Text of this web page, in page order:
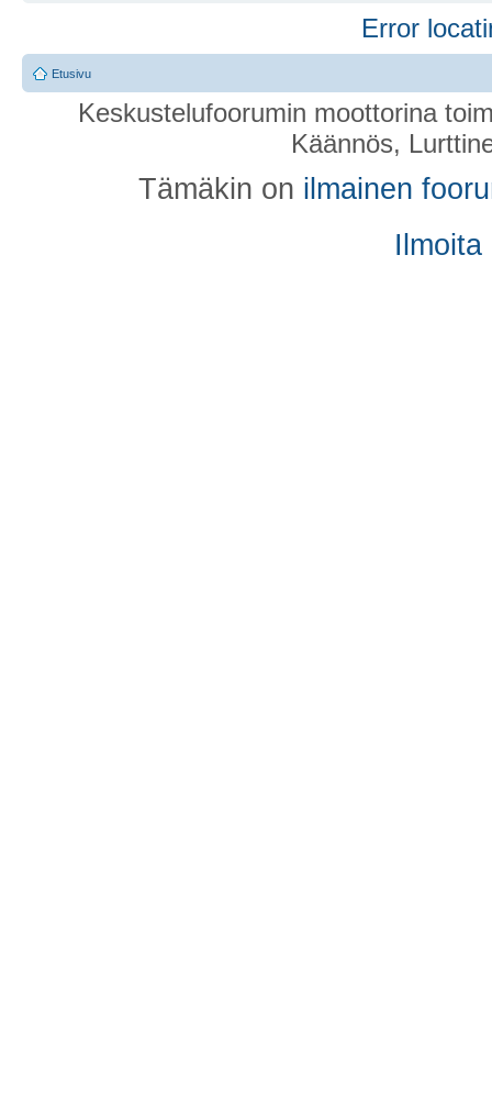
Error
Etusivu
Keskustelufoorumin moottorina
Käännös,
Tämäkin on ilmainen